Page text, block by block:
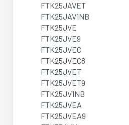
FTK25JAVET
FTK25JAV1NB
FTK25JVE
FTK25JVE9
FTK25JVEC
FTK25JVEC8
FTK25JVET
FTK25JVET9
FTK25JV1NB
FTK25JVEA
FTK25JVEA9